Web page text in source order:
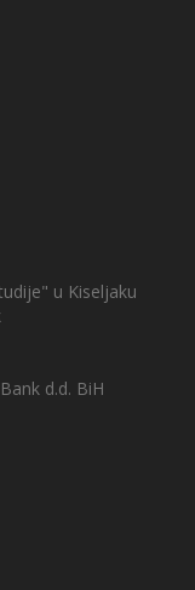
u Kiseljaku
d.d. BiH